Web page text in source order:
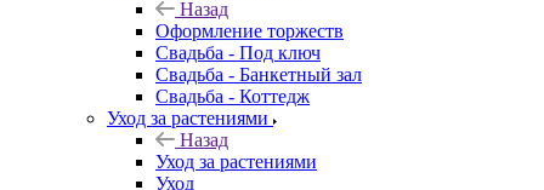
Назад
Оформление торжеств
Свадьба - Под ключ
Свадьба - Банкетный зал
Свадьба - Коттедж
Уход за растениями
Назад
Уход за растениями
Уход